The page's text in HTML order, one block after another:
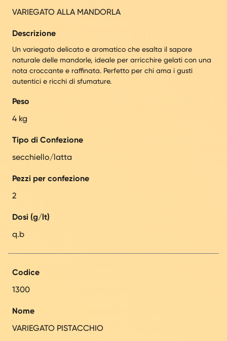
VARIEGATO ALLA MANDORLA
Descrizione
Un variegato delicato e aromatico che esalta il sapore
naturale delle mandorle, ideale per arricchire gelati con una
nota croccante e raffinata. Perfetto per chi ama i gusti
autentici e ricchi di sfumature.
Peso
4 kg
Tipo di Confezione
secchiello/latta
Pezzi per confezione
2
Dosi (g/lt)
q.b
Codice
1300
Nome
VARIEGATO PISTACCHIO